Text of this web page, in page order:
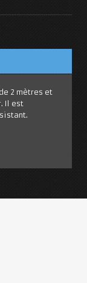
2 mètres et
Il est